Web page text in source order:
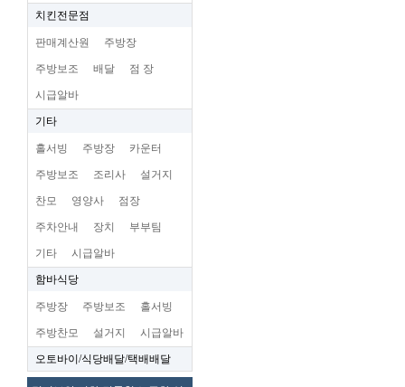
치킨전문점
판매계산원 주방장
주방보조 배달 점 장
시급알바
기타
홀서빙 주방장 카운터
주방보조 조리사 설거지
찬모 영양사 점장
주차안내 장치 부부팀
기타 시급알바
함바식당
주방장 주방보조 홀서빙
주방찬모 설거지 시급알바
오토바이/식당배달/택배배달